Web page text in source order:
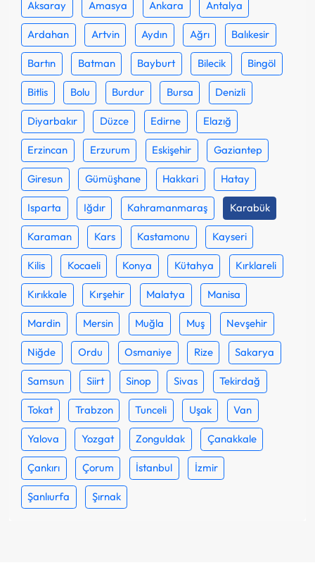
Aksaray Amasya Ankara Antalya
Ardahan Artvin Aydın Ağrı Balıkesir
Bartın Batman Bayburt Bilecik Bingöl
Bitlis Bolu Burdur Bursa Denizli
Diyarbakır Düzce Edirne Elazığ
Erzincan Erzurum Eskişehir Gaziantep
Giresun Gümüşhane Hakkari Hatay
Isparta Iğdır Kahramanmaraş Karabük
Karaman Kars Kastamonu Kayseri
Kilis Kocaeli Konya Kütahya Kırklareli
Kırıkkale Kırşehir Malatya Manisa
Mardin Mersin Muğla Muş Nevşehir
Niğde Ordu Osmaniye Rize Sakarya
Samsun Siirt Sinop Sivas Tekirdağ
Tokat Trabzon Tunceli Uşak Van
Yalova Yozgat Zonguldak Çanakkale
Çankırı Çorum İstanbul İzmir
Şanlıurfa Şırnak